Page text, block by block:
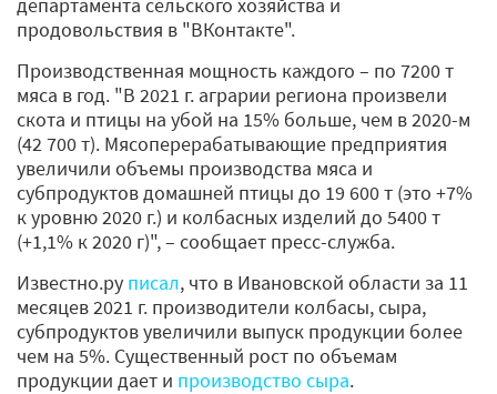
продовольствия в "ВКонтакте".
Производственная мощность каждого – по 7200 т
мяса в год. "В 2021 г. аграрии региона произвели
скота и птицы на убой на 15% больше, чем в 2020-м
(42 700 т). Мясоперерабатывающие предприятия
увеличили объемы производства мяса и
субпродуктов домашней птицы до 19 600 т (это +7%
к уровню 2020 г.) и колбасных изделий до 5400 т
(+1,1% к 2020 г)", – сообщает пресс-служба.
Известно.ру писал, что в Ивановской области за 11
месяцев 2021 г. производители колбасы, сыра,
субпродуктов увеличили выпуск продукции более
чем на 5%. Существенный рост по объемам
продукции дает и производство сыра.